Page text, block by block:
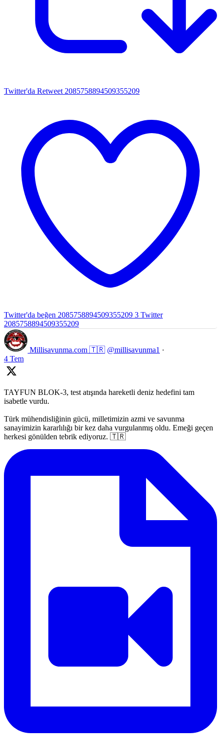
Twitter'da Retweet 2085758894509355209
Twitter'da beğen 2085758894509355209 3 Twitter
2085758894509355209
Millisavunma.com 🇹🇷 @millisavunma1 ·
4 Tem
TAYFUN BLOK-3, test atışında hareketli deniz hedefini tam
isabetle vurdu.
Türk mühendisliğinin gücü, milletimizin azmi ve savunma
sanayimizin kararlılığı bir kez daha vurgulanmış oldu. Emeği geçen
herkesi gönülden tebrik ediyoruz. 🇹🇷